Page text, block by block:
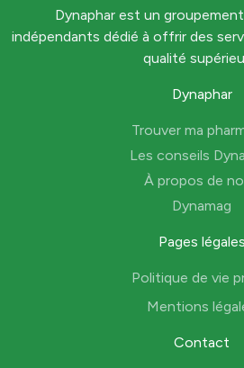
Dynaphar est un
indépendants dédié à offrir des
qualité
Dynaphar
Trouver ma
Les conseils
À propos de
Dynamag
Pages légales
Politique de vie
Mentions
Contact